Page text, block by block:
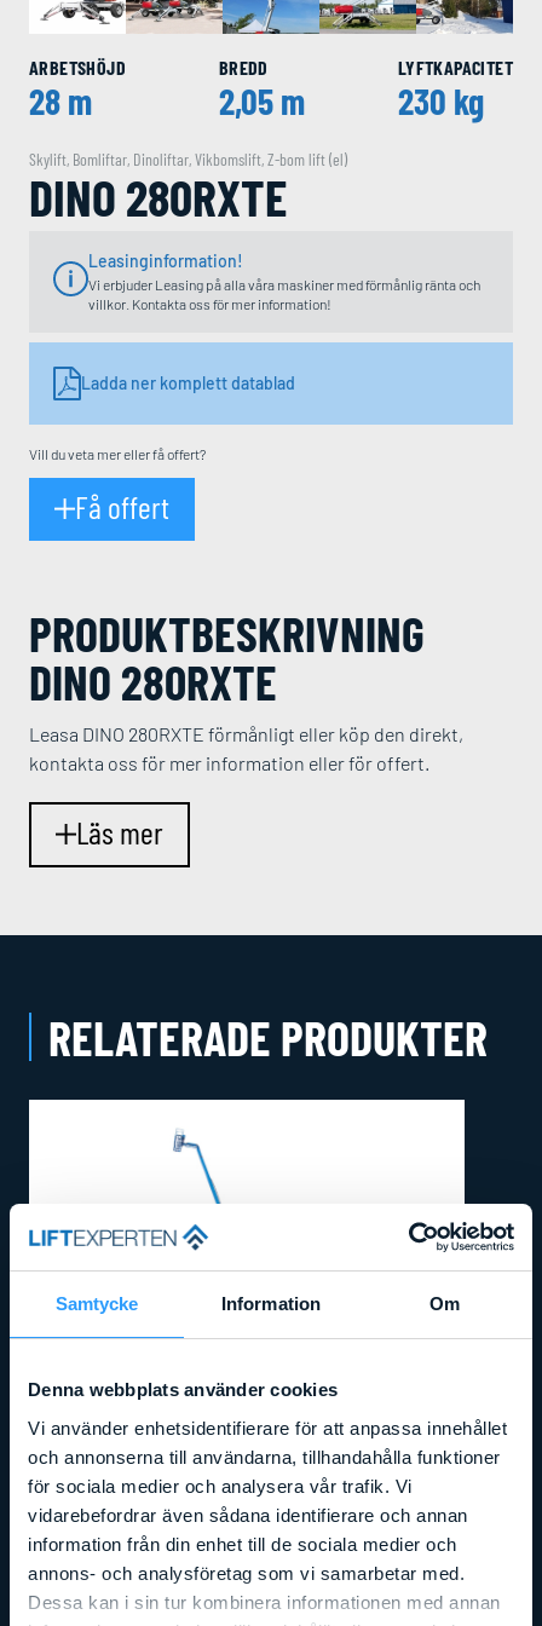
Samtycke Information Om
Denna webbplats använder cookies
Vi använder enhetsidentifierare för att anpassa innehållet
och annonserna till användarna, tillhandahålla funktioner
för sociala medier och analysera vår trafik. Vi
vidarebefordrar även sådana identifierare och annan
information från din enhet till de sociala medier och
annons- och analysföretag som vi samarbetar med.
Dessa kan i sin tur kombinera informationen med annan
ARBETSHÖJD
28 m
BREDD
2,05 m
LYFTKAPACITET
230 kg
Skylift, Bomliftar, Dinoliftar,Vikbomslift,Z-bom lift (el)
DINO 280RXTE
Leasinginformation!
Vi erbjuder Leasing på alla våra maskiner med förmånlig ränta och
villkor. Kontakta oss för mer information!
Ladda ner komplett datablad
Vill du veta mer eller få offert?
Få offert
PRODUKT­BESKRIVNING
DINO 280RXTE
Leasa DINO 280RXTE förmånligt eller köp den direkt,
kontakta oss för mer information eller för offert.
Läs mer
RELATERADE PRODUKTER
Arbetshöjd: 40,10m Liftens bredd 2,49mLyftkapacitet: 454kg
GENIE SX125 XC